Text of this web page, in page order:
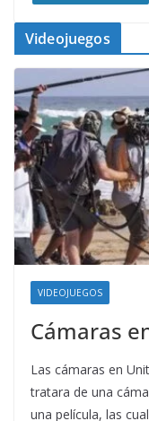
Videojuegos
VIDEOJUEGOS
Cámaras
Las cámaras en
tratara de una
una película, las